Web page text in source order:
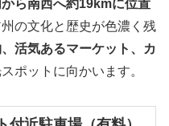
ら南西へ約19kmに位置
の文化と歴史が色濃く残
活気あるマーケット、カ
ポットに向かいます。